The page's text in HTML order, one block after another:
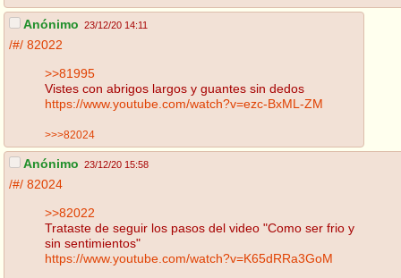
Anónimo 23/12/20 14:11
/#/ 82022
>>81995
Vistes con abrigos largos y guantes sin dedos
https://www.youtube.com/watch?v=ezc-BxML-ZM
>>>82024
Anónimo 23/12/20 15:58
/#/ 82024
>>82022
Trataste de seguir los pasos del video "Como ser frio y
sin sentimientos"
https://www.youtube.com/watch?v=K65dRRa3GoM